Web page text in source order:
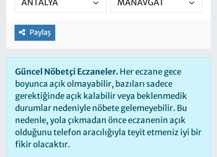
Paylaş
Güncel Nöbetçi Eczaneler.Her eczane gece
boyunca açık olmayabilir, bazıları sadece
gerektiğinde açık kalabilir veya beklenmedik
durumlar nedeniyle nöbete gelemeyebilir. Bu
nedenle, yola çıkmadan önce eczanenin açık
olduğunu telefon aracılığıyla teyit etmeniz iyi bir
fikir olacaktır.